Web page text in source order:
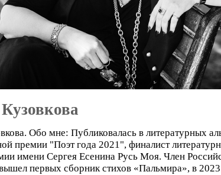
Обо мне: Публиковалась в литературных
премии "Поэт года 2021", финалист
имени Сергея Есенина Русь Моя. Член
первых сборник стихов «Пальмира», в